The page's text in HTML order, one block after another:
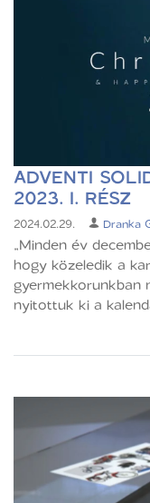
ADVENTI
2023. I. RÉSZ
2024.02.29. Dranka
„Minden év
hogy közeledik a
gyermekkorunkban
nyitottuk ki a